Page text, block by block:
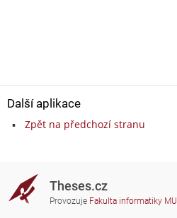
Další aplikace
Zpět na předchozí stranu
Theses.cz
Provozuje Fakulta informatiky MU